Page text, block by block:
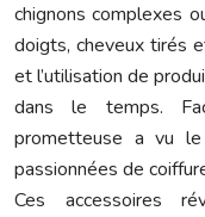
chignons complexes
doigts, cheveux tirés
et l’utilisation de
dans le temps.
prometteuse a vu
passionnées de
Ces accessoires